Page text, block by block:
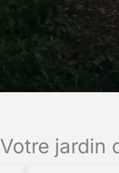
Votre jardin